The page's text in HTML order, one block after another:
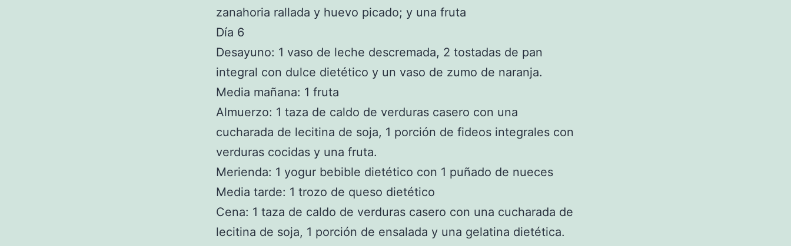
zanahoria rallada y huevo picado; y una fruta
Día 6
Desayuno: 1 vaso de leche descremada, 2 tostadas de pan
integral con dulce dietético y un vaso de zumo de naranja.
Media mañana: 1 fruta
Almuerzo: 1 taza de caldo de verduras casero con una
cucharada de lecitina de soja, 1 porción de fideos integrales con
verduras cocidas y una fruta.
Merienda: 1 yogur bebible dietético con 1 puñado de nueces
Media tarde: 1 trozo de queso dietético
Cena: 1 taza de caldo de verduras casero con una cucharada de
lecitina de soja, 1 porción de ensalada y una gelatina dietética.